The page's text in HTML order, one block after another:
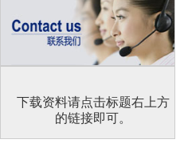
下载资料请点击标题右上方
的链接即可。